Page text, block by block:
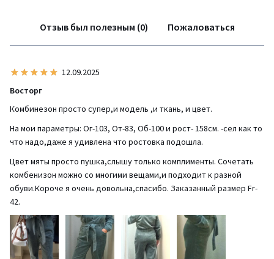
Отзыв был полезным (0) Пожаловаться
12.09.2025
Восторг
Комбинезон просто супер,и модель ,и ткань, и цвет.
На мои параметры: Ог-103, От-83, Об-100 и рост- 158см. -сел как то
что надо,даже я удивлена что ростовка подошла.
Цвет мяты просто пушка,слышу только комплименты. Сочетать
комбенизон можно со многими вещами,и подходит к разной
обуви.Короче я очень довольна,спасибо. Заказанный размер Fr-
42.